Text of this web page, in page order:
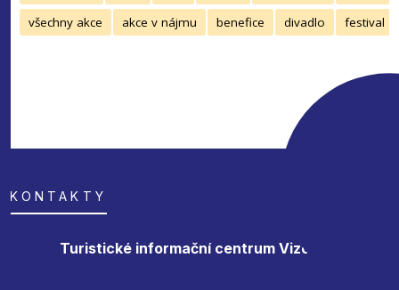
všechny akce
akce v nájmu benefice divadlo festival
KONTAKTY
Turistické informační centrum Vizovice